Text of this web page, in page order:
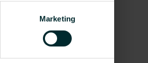
Marketing